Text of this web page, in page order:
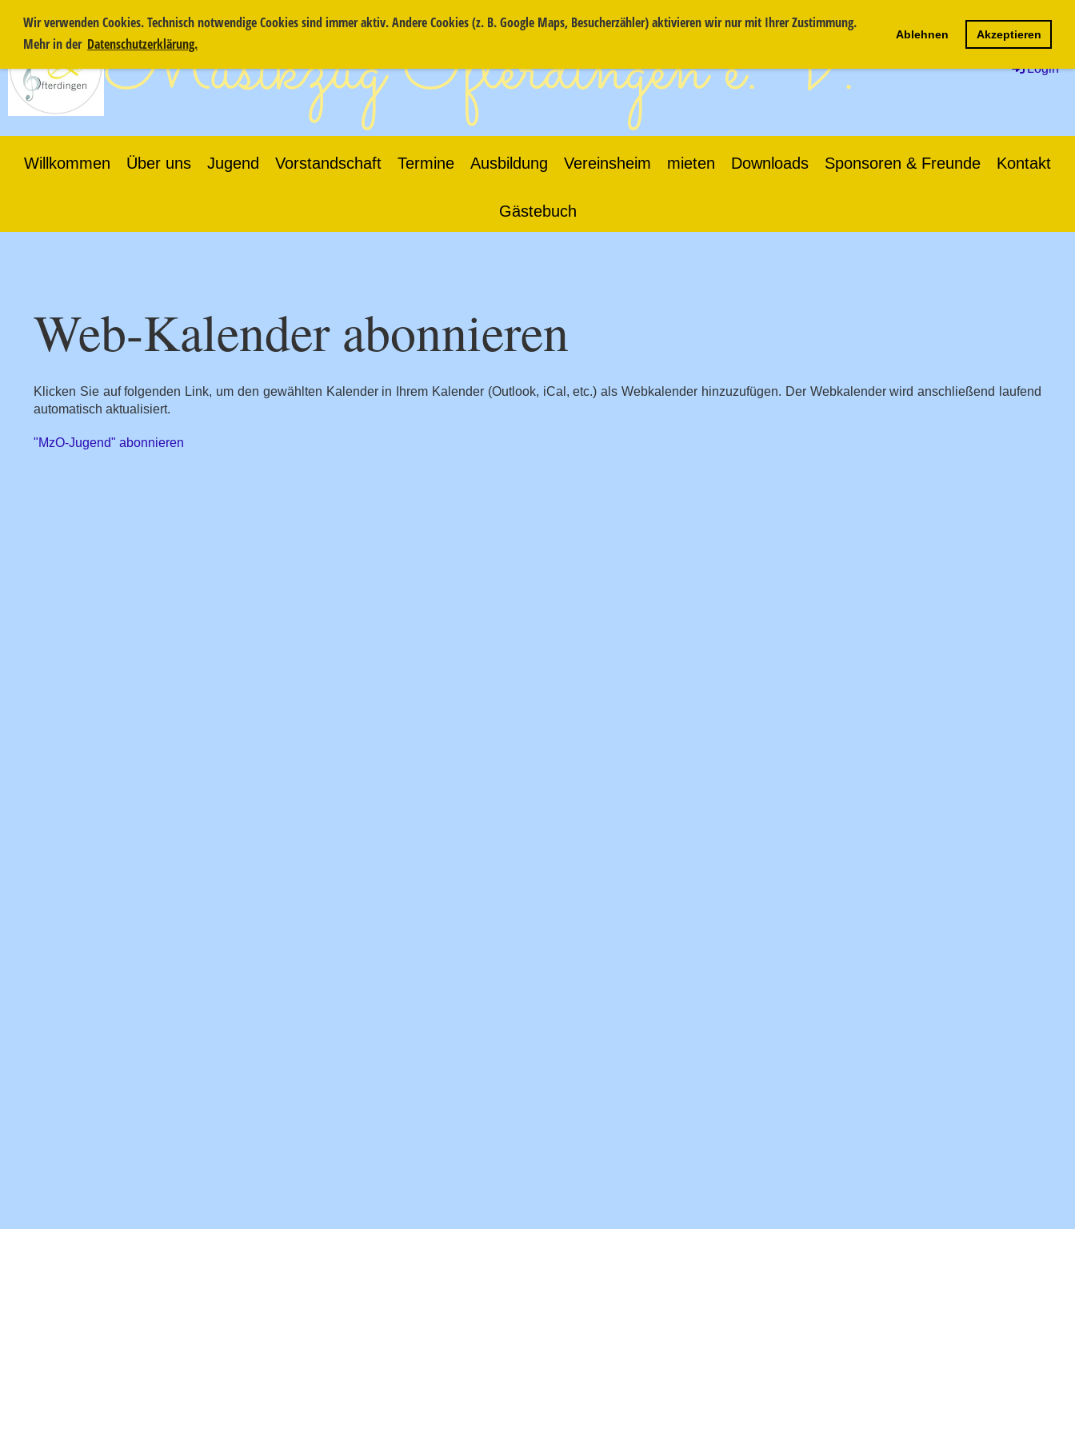
Wir verwenden Cookies. Technisch notwendige Cookies sind immer aktiv. Andere Cookies (z. B. Google Maps, Besucherzähler) aktivieren wir nur mit Ihrer Zustimmung.
Mehr in der Datenschutzerklärung.
Ablehnen Akzeptieren
Musikzug Ofterdingen e.V. Login
Willkommen Über uns Jugend Vorstandschaft Termine Ausbildung Vereinsheim mieten Downloads Sponsoren & Freunde Kontakt
Gästebuch
Web-Kalender abonnieren
Klicken Sie auf folgenden Link, um den gewählten Kalender in Ihrem Kalender (Outlook, iCal, etc.) als Webkalender hinzuzufügen. Der Webkalender wird anschließend laufend
automatisch aktualisiert.
"MzO-Jugend" abonnieren